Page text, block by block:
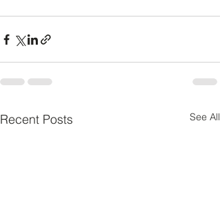
Recent Posts See All